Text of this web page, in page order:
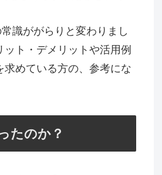
識ががらりと変わりまし
ト・デメリットや活用例
めている方の、参考にな
たのか？